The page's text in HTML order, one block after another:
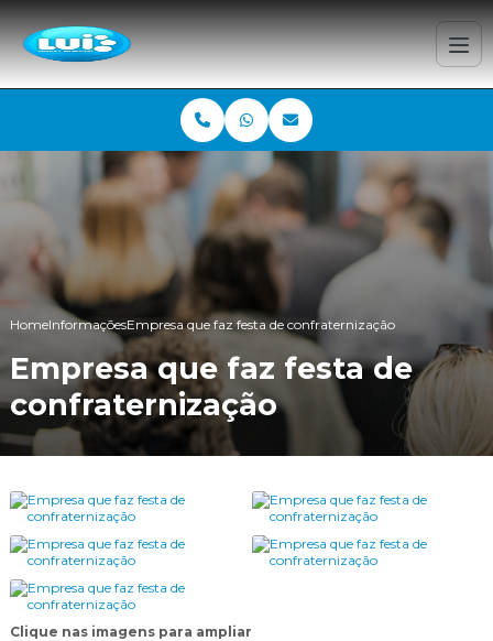
HomeInformaçõesEmpresa que faz festa de confraternização
Empresa que faz festa de
confraternização
Clique nas imagens para ampliar